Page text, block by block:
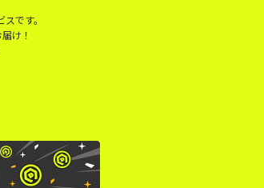
です。
け！